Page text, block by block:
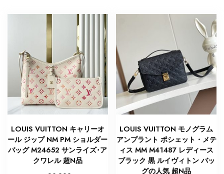
LOUIS VUITTON キャリーオ
ール ジップ NM PM ショルダー
バッグ M24652 サンライズ･ア
クワレル 超N品
LOUIS VUITTON モノグラム
アンプラント ポシェット・メテ
ィス MM M41487 レディース
ブラック 黒 ルイヴィトン バッ
グの人気 超N品